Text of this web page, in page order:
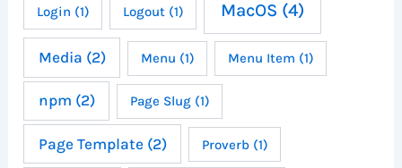
Login (1) Logout(1) MacOS (4)
Media (2) Menu (1) Menu Item (1)
npm (2) Page Slug(1)
Page Template (2) Proverb(1)